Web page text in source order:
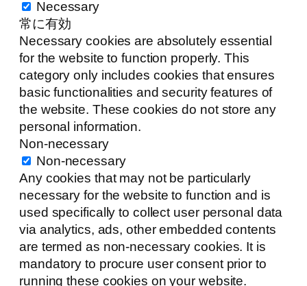
Necessary
常に有効
Necessary cookies are absolutely essential
for the website to function properly. This
category only includes cookies that ensures
basic functionalities and security features of
the website. These cookies do not store any
personal information.
Non-necessary
Non-necessary
Any cookies that may not be particularly
necessary for the website to function and is
used specifically to collect user personal data
via analytics, ads, other embedded contents
are termed as non-necessary cookies. It is
mandatory to procure user consent prior to
running these cookies on your website.